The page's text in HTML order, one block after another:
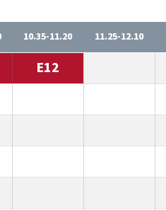
10.35-11.20 11.25-12.10
E12